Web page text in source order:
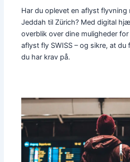
Har du oplevet en aflyst flyvning
Jeddah til Zürich? Med digital
overblik over dine muligheder
aflyst fly SWISS – og sikre, at du
du har krav på.